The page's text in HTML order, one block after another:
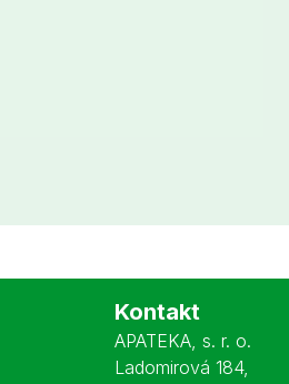
Kontakt
APATEKA, s. r. o.
Ladomirová 184,